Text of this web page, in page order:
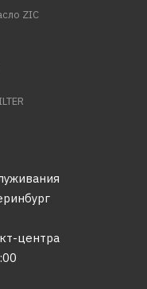
ZIC
центра